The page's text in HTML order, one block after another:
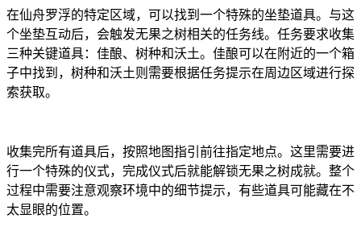
在仙舟罗浮的特定区域，可以找到一个特殊的坐垫道具。与这
个坐垫互动后，会触发无果之树相关的任务线。任务要求收集
三种关键道具：佳酿、树种和沃土。佳酿可以在附近的一个箱
子中找到，树种和沃土则需要根据任务提示在周边区域进行探
索获取。
收集完所有道具后，按照地图指引前往指定地点。这里需要进
行一个特殊的仪式，完成仪式后就能解锁无果之树成就。整个
过程中需要注意观察环境中的细节提示，有些道具可能藏在不
太显眼的位置。